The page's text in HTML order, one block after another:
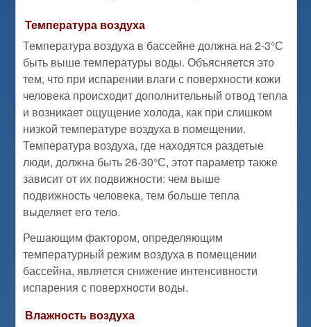
Температура воздуха
Температура воздуха в бассейне должна на 2-3°С
быть выше температуры воды. Объясняется это
тем, что при испарении влаги с поверхности кожи
человека происходит дополнительный отвод тепла
и возникает ощущение холода, как при слишком
низкой температуре воздуха в помещении.
Температура воздуха, где находятся раздетые
люди, должна быть 26-30°С, этот параметр также
зависит от их подвижности: чем выше
подвижность человека, тем больше тепла
выделяет его тело.
Решающим фактором, определяющим
температурный режим воздуха в помещении
бассейна, является снижение интенсивности
испарения с поверхности воды.
Влажность воздуха